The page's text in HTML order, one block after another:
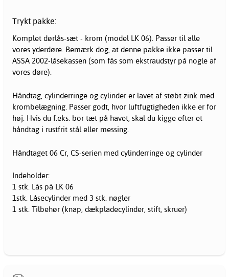
Trykt pakke:
Komplet dørlås-sæt - krom (model LK 06). Passer til alle
vores yderdøre. Bemærk dog, at denne pakke ikke passer til
ASSA 2002-låsekassen (som fås som ekstraudstyr på nogle af
vores døre).
Håndtag, cylinderringe og cylinder er lavet af støbt zink med
krombelægning. Passer godt, hvor luftfugtigheden ikke er for
høj. Hvis du f.eks. bor tæt på havet, skal du kigge efter et
håndtag i rustfrit stål eller messing.
Håndtaget 06 Cr, CS-serien med cylinderringe og cylinder
Indeholder:
1 stk. Lås på LK 06
1stk. Låsecylinder med 3 stk. nøgler
1 stk. Tilbehør (knap, dækpladecylinder, stift, skruer)